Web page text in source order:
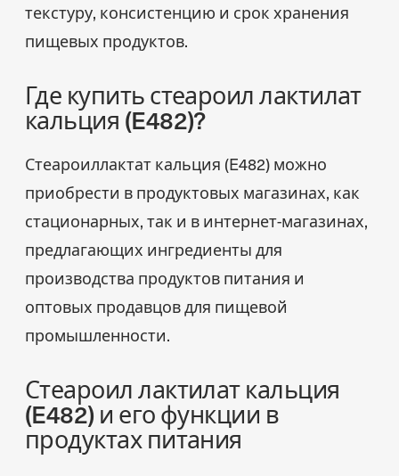
текстуру, консистенцию и срок хранения
пищевых продуктов.
Где купить стеароил лактилат
кальция (E482)?
Стеароиллактат кальция (E482) можно
приобрести в продуктовых магазинах, как
стационарных, так и в интернет-магазинах,
предлагающих ингредиенты для
производства продуктов питания и
оптовых продавцов для пищевой
промышленности.
Стеароил лактилат кальция
(E482) и его функции в
продуктах питания